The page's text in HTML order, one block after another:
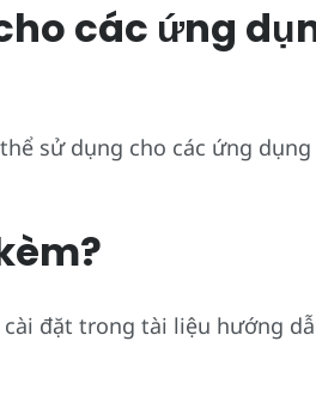
các ứng
sử dụng cho các ứng
đặt trong tài liệu hướng